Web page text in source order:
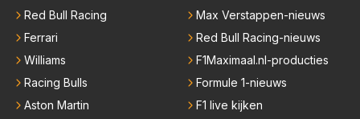
Red Bull Racing
Ferrari
Williams
Racing Bulls
Aston Martin
Max Verstappen-nieuws
Red Bull Racing-nieuws
F1Maximaal.nl-producties
Formule 1-nieuws
F1 live kijken